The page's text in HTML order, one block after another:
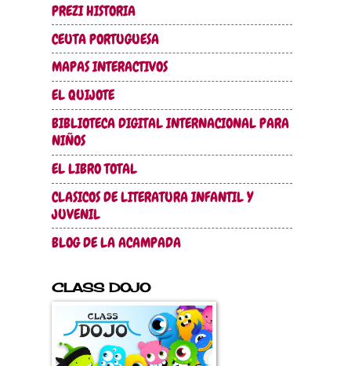
PREZI HISTORIA
CEUTA PORTUGUESA
MAPAS INTERACTIVOS
EL QUIJOTE
BIBLIOTECA DIGITAL INTERNACIONAL PARA
NIÑOS
EL LIBRO TOTAL
CLASICOS DE LITERATURA INFANTIL Y
JUVENIL
BLOG DE LA ACAMPADA
CLASS DOJO